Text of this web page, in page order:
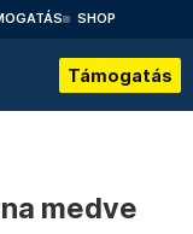
SHOP
Támogatás
medve